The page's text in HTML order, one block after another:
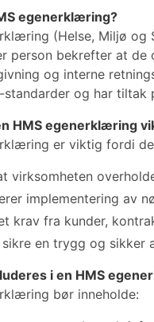
egenerklæring?
(Helse, Miljø
person bekrefter at
og interne
standarder og har tiltak
HMS egenerklæring
er viktig fordi
virksomheten
implementering av
krav fra kunder,
en trygg og sikker
i en HMS
bør inneholde: